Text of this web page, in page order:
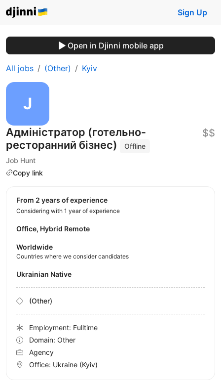
Sign Up
Open in Djinni mobile app
All jobs (Other) Kyiv
Адміністратор (готельно-
ресторанний бізнес)
Offline
Job Hunt
Copy link
$$
from 2 years of experience
Considering with 1 year of experience
Office, Hybrid Remote
Worldwide
Countries where we consider candidates
Ukrainian Native
(Other)
Employment: Fulltime
Domain: Other
Agency
Office: Ukraine (Kyiv)